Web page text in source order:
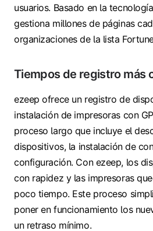
usuarios. Basado en la
gestiona millones de páginas
organizaciones de la lista
Tiempos de registro más
ezeep ofrece un registro de
instalación de impresoras con
proceso largo que incluye el
dispositivos, la instalación de
configuración. Con ezeep, los
con rapidez y las impresoras
poco tiempo. Este proceso
poner en funcionamiento los
un retraso mínimo.